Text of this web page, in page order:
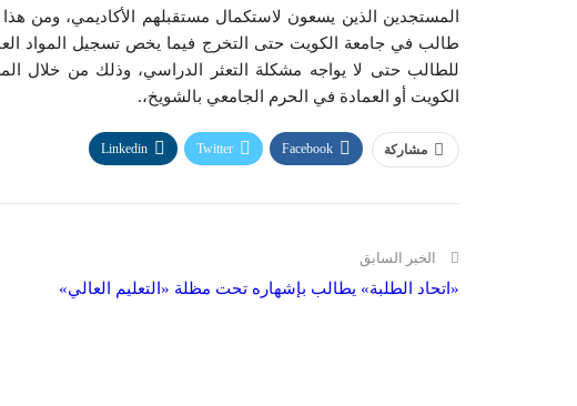
المستجدين الذين يسعون لاستكمال مستقبلهم الأكاديمي، ومن
طالب في جامعة الكويت حتى التخرج فيما يخص تسجيل المواد
للطالب حتى لا يواجه مشكلة التعثر الدراسي، وذلك من خلال
الكويت أو العمادة في الحرم الجامعي بالشويخ،.
مشاركة Facebook
Twitter
Linkedin
الخبر السابق
«اتحاد الطلبة» يطالب بإشهاره تحت مظلة «التعليم العالي»